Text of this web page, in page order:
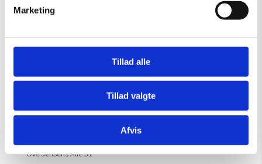
Marketing
Tillad alle
Tillad valgte
Afvis
Lørdag, søndag & helligdage:
Handelsbetingelser
Ove Jensens Allé 31